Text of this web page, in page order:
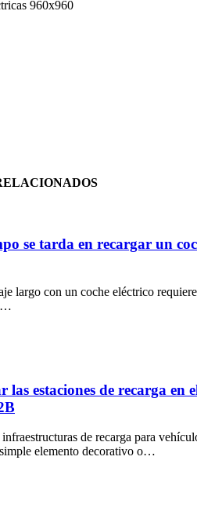
960x960
se tarda en recargar un
largo con un coche eléctrico
las estaciones de recarga
de recarga para
elemento decorativo o…